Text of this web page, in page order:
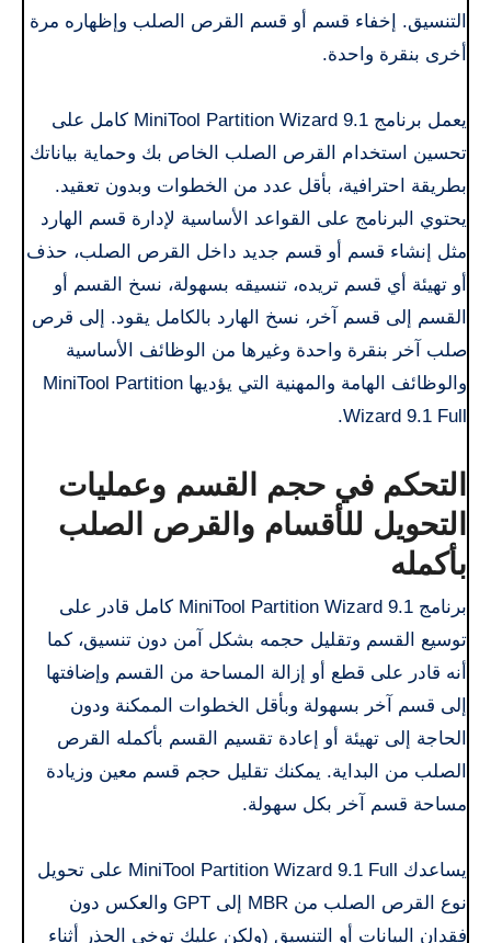
التنسيق. إخفاء قسم أو قسم القرص الصلب وإظهاره مرة
أخرى بنقرة واحدة.
يعمل برنامج MiniTool Partition Wizard 9.1 كامل على
تحسين استخدام القرص الصلب الخاص بك وحماية بياناتك
بطريقة احترافية، بأقل عدد من الخطوات وبدون تعقيد.
يحتوي البرنامج على القواعد الأساسية لإدارة قسم الهارد
مثل إنشاء قسم أو قسم جديد داخل القرص الصلب، حذف
أو تهيئة أي قسم تريده، تنسيقه بسهولة، نسخ القسم أو
القسم إلى قسم آخر، نسخ الهارد بالكامل يقود. إلى قرص
صلب آخر بنقرة واحدة وغيرها من الوظائف الأساسية
والوظائف الهامة والمهنية التي يؤديها MiniTool Partition
Wizard 9.1 Full.
التحكم في حجم القسم وعمليات
التحويل للأقسام والقرص الصلب
بأكمله
برنامج MiniTool Partition Wizard 9.1 كامل قادر على
توسيع القسم وتقليل حجمه بشكل آمن دون تنسيق، كما
أنه قادر على قطع أو إزالة المساحة من القسم وإضافتها
إلى قسم آخر بسهولة وبأقل الخطوات الممكنة ودون
الحاجة إلى تهيئة أو إعادة تقسيم القسم بأكمله القرص
الصلب من البداية. يمكنك تقليل حجم قسم معين وزيادة
مساحة قسم آخر بكل سهولة.
يساعدك MiniTool Partition Wizard 9.1 Full على تحويل
نوع القرص الصلب من MBR إلى GPT والعكس دون
فقدان البيانات أو التنسيق (ولكن عليك توخي الحذر أثناء